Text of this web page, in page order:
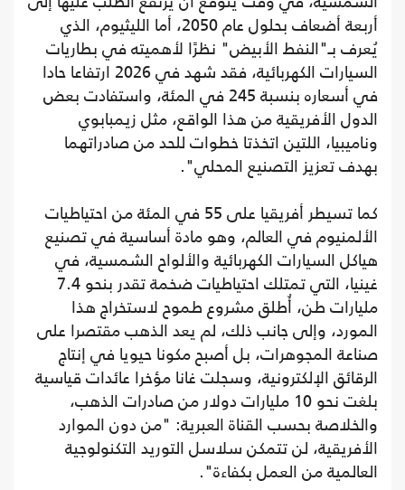
أربعة أضعاف بحلول عام 2050، أما الليثيوم، الذي
يُعرف بـ"النفط الأبيض" نظرًا لأهميته في بطاريات
السيارات الكهربائية، فقد شهد في 2026 ارتفاعا حادا
في أسعاره بنسبة 245 في المئة، واستفادت بعض
الدول الأفريقية من هذا الواقع، مثل زيمبابوي
وناميبيا، اللتين اتخذتا خطوات للحد من صادراتهما
بهدف تعزيز التصنيع المحلي".
كما تسيطر أفريقيا على 55 في المئة من احتياطيات
الألمنيوم في العالم، وهو مادة أساسية في تصنيع
هياكل السيارات الكهربائية والألواح الشمسية، في
غينيا، التي تمتلك احتياطيات ضخمة تقدر بنحو 7.4
مليارات طن، أُطلق مشروع طموح لاستخراج هذا
المورد، وإلى جانب ذلك، لم يعد الذهب مقتصرا على
صناعة المجوهرات، بل أصبح مكونا حيويا في إنتاج
الرقائق الإلكترونية، وسجلت غانا مؤخرا عائدات قياسية
بلغت نحو 10 مليارات دولار من صادرات الذهب،
والخلاصة بحسب القناة العبرية: "من دون الموارد
الأفريقية، لن تتمكن سلاسل التوريد التكنولوجية
العالمية من العمل بكفاءة".